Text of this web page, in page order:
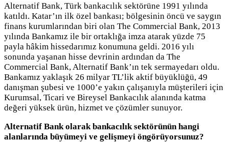
Alternatif Bank, Türk bankacılık sektörüne 1991 yılında
katıldı. Katar’ın ilk özel bankası; bölgesinin öncü ve saygın
finans kurumlarından biri olan The Commercial Bank, 2013
yılında Bankamız ile bir ortaklığa imza atarak yüzde 75
payla hâkim hissedarımız konumuna geldi. 2016 yılı
sonunda yaşanan hisse devrinin ardından da The
Commercial Bank, Alternatif Bank’ın tek sermayedarı oldu.
Bankamız yaklaşık 26 milyar TL’lik aktif büyüklüğü, 49
danışman şubesi ve 1000’e yakın çalışanıyla müşterileri için
Kurumsal, Ticari ve Bireysel Bankacılık alanında katma
değeri yüksek ürün, hizmet ve çözümler sunuyor.
Alternatif Bank olarak bankacılık sektörünün hangi
alanlarında büyümeyi ve gelişmeyi öngörüyorsunuz?